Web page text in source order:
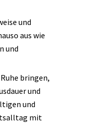
und
aus wie
und
bringen,
und
und
mit